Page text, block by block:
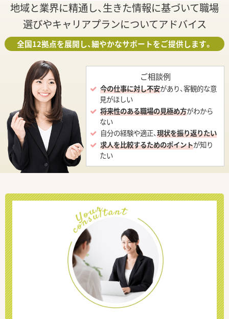
地域と業界に精通し、生きた情報に基づいて職場
選びやキャリアプランについてアドバイス
全国12拠点を展開し、細やかなサポートをご提供します。
ご相談例
今の仕事に対し不安があり、客観的な意
見がほしい
将来性のある職場の見極め方がわから
ない
自分の経験や適正、現状を振り返りたい
求人を比較するためのポイントが知り
たい